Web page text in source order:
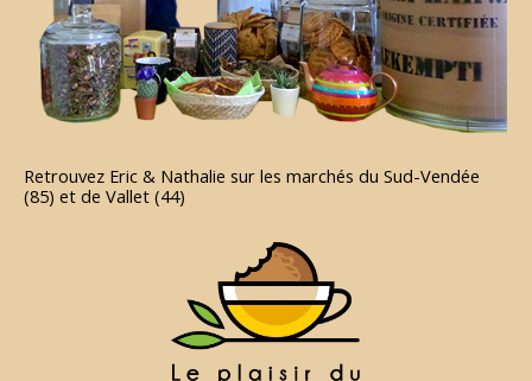
Retrouvez Eric & Nathalie sur les marchés du Sud-Vendée
(85) et de Vallet (44)